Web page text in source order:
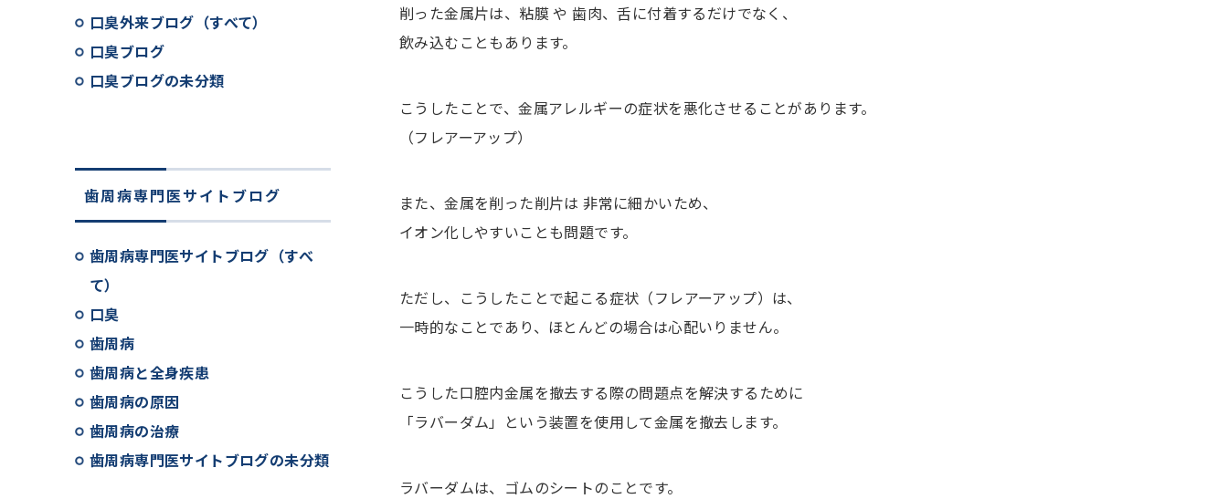
口臭外来ブログ（すべて）
口臭ブログ
口臭ブログの未分類
歯周病専門医サイトブログ
歯周病専門医サイトブログ（すべ
て）
口臭
歯周病
歯周病と全身疾患
歯周病の原因
歯周病の治療
歯周病専門医サイトブログの未分類
削った金属片は、粘膜 や 歯肉、舌に付着するだけでなく、
飲み込むこともあります。
こうしたことで、金属アレルギーの症状を悪化させることがあります。
（フレアーアップ）
また、金属を削った削片は 非常に細かいため、
イオン化しやすいことも問題です。
ただし、こうしたことで起こる症状（フレアーアップ）は、
一時的なことであり、ほとんどの場合は心配いりません。
こうした口腔内金属を撤去する際の問題点を解決するために
「ラバーダム」という装置を使用して金属を撤去します。
ラバーダムは、ゴムのシートのことです。